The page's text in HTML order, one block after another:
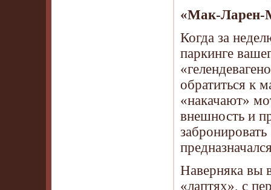
«Мак-Ларен-
Когда за
паркинге
обратиться к
«накачают»
внешность и
Наверняка вы
«лаптях», с